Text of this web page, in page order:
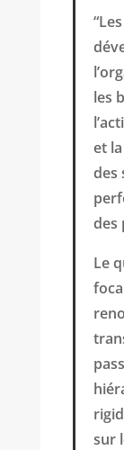
les
et
des
des
Le
sur